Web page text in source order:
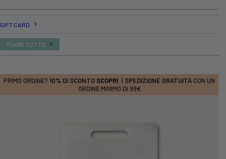
GIFT CARD
FUORI TUTTO
PRIMO ORDINE? 10% DI SCONTO SCOPRI | SPEDIZIONE GRATUITA CON UN
ORDINE MINIMO DI 99€